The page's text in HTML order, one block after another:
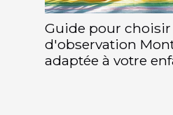
Guide pour
d'observation
adaptée à votre